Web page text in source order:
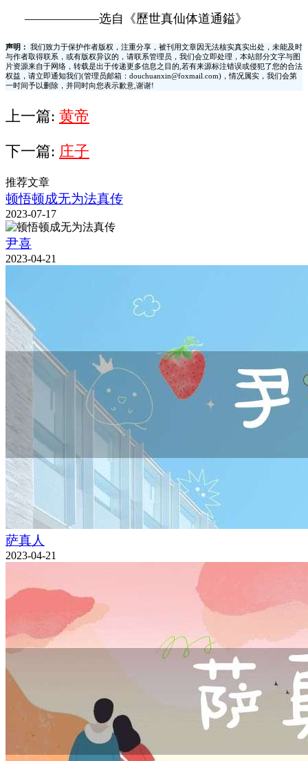
——————选自《歷世真仙体道通鎰》
声明：
我们致力于保护作者版权，注重分享，被刊用文章因无法核实真实出处，未能及时
与作者取得联系，或有版权异议的，请联系管理员，我们会立即处理，本站部分文字与图
片资源来自于网络，转载是出于传递更多信息之目的,若有来源标注错误或侵犯了您的合法
权益，请立即通知我们(管理员邮箱：douchuanxin@foxmail.com)，情况属实，我们会第
一时间予以删除，并同时向您表示歉意,谢谢!
上一篇: 黄帝
下一篇: 庄子
推荐文章
顿悟顿成无为法真传
2023-07-17
尹喜
2023-04-21
萨真人
2023-04-21